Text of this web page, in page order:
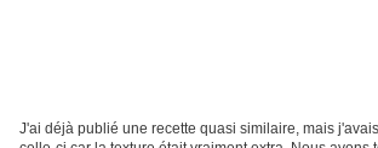
J'ai déjà publié une recette quasi similaire, mais